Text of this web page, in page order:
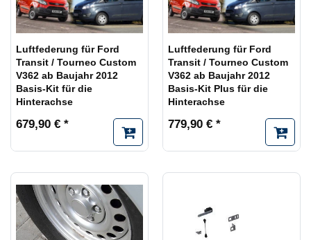
Luftfederung für Ford
Transit / Tourneo Custom
V362 ab Baujahr 2012
Basis-Kit für die
Hinterachse
679,90 € *
Luftfederung für Ford
Transit / Tourneo Custom
V362 ab Baujahr 2012
Basis-Kit Plus für die
Hinterachse
779,90 € *